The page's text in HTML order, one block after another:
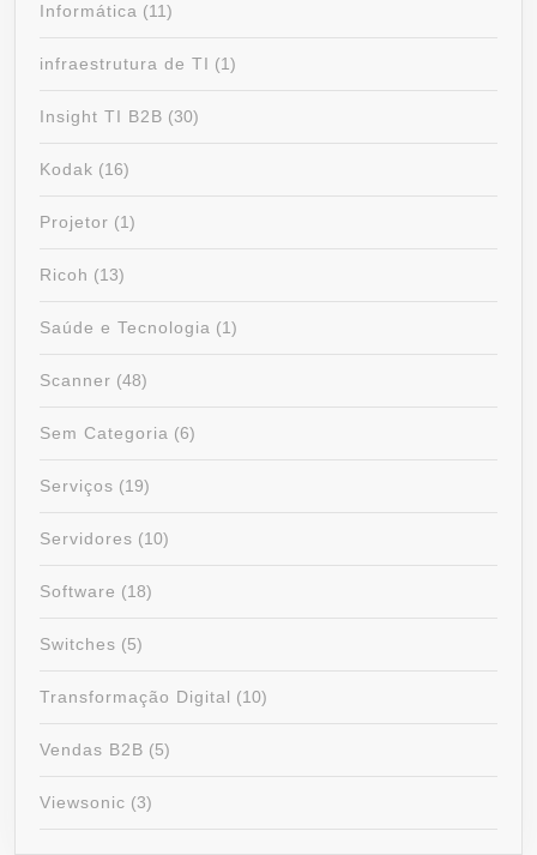
Informática (11)
infraestrutura de TI (1)
Insight TI B2B (30)
Kodak (16)
Projetor (1)
Ricoh (13)
Saúde e Tecnologia (1)
Scanner (48)
Sem Categoria (6)
Serviços (19)
Servidores (10)
Software (18)
Switches (5)
Transformação Digital (10)
Vendas B2B (5)
Viewsonic (3)